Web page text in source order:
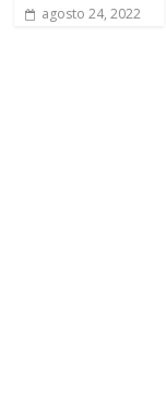
agosto 24, 2022